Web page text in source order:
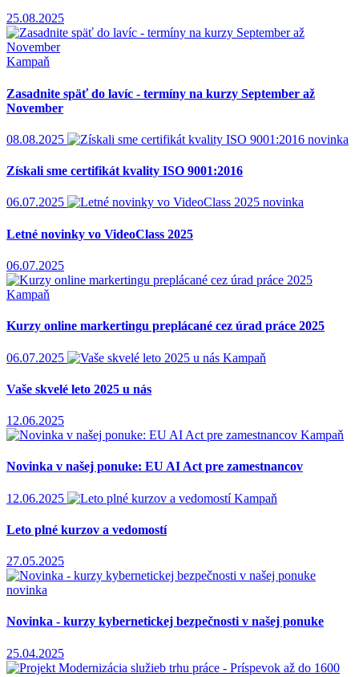
25.08.2025
Kampaň
Zasadnite späť do lavíc - termíny na kurzy September až
November
08.08.2025 novinka
Získali sme certifikát kvality ISO 9001:2016
06.07.2025 novinka
Letné novinky vo VideoClass 2025
06.07.2025
Kampaň
Kurzy online markertingu preplácané cez úrad práce 2025
06.07.2025 Kampaň
Vaše skvelé leto 2025 u nás
12.06.2025
Kampaň
Novinka v našej ponuke: EU AI Act pre zamestnancov
12.06.2025 Kampaň
Leto plné kurzov a vedomostí
27.05.2025
novinka
Novinka - kurzy kybernetickej bezpečnosti v našej ponuke
25.04.2025